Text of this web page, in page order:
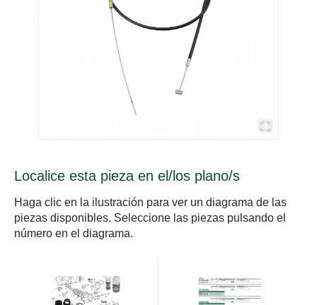
Localice esta pieza en el/los plano/s
Haga clic en la ilustración para ver un diagrama de las
piezas disponibles. Seleccione las piezas pulsando el
número en el diagrama.